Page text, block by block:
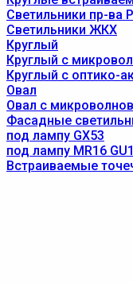
Светильники пр-ва
Светильники ЖКХ
Круглый
Круглый с
Круглый с оптико-
Овал
Овал с
Фасадные
под лампу GX53
под лампу MR16
Встраиваемые